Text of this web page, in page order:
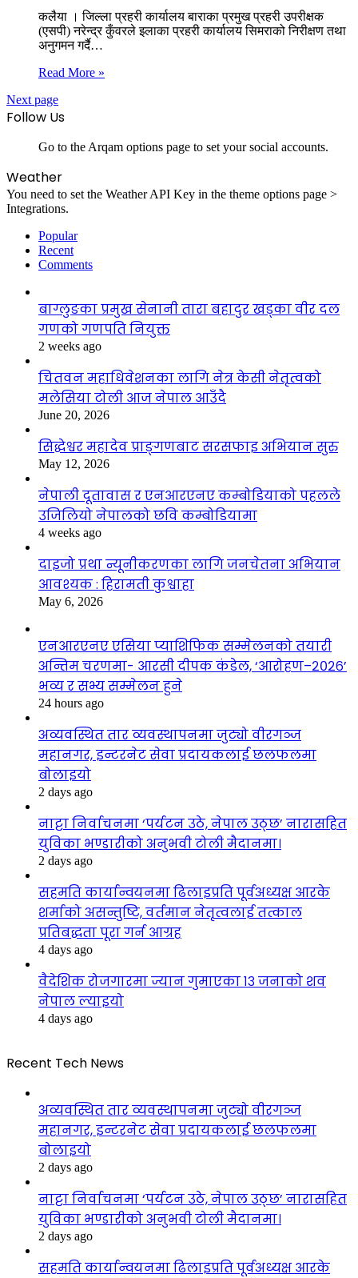
कलैया । जिल्ला प्रहरी कार्यालय बाराका प्रमुख प्रहरी उपरीक्षक
(एसपी) नरेन्द्र कुँवरले इलाका प्रहरी कार्यालय सिमराको निरीक्षण तथा
अनुगमन गर्दै…
Read More »
Next page
Follow Us
Go to the Arqam options page to set your social accounts.
Weather
You need to set the Weather API Key in the theme options page >
Integrations.
Popular
Recent
Comments
बाग्लुङका प्रमुख सेनानी तारा बहादुर खड्का वीर दल
गणको गणपति नियुक्त
2 weeks ago
चितवन महाधिवेशनका लागि नेत्र केसी नेतृत्वको
मलेसिया टोली आज नेपाल आउँदै
June 20, 2026
सिद्धेश्वर महादेव प्राङ्गणबाट सरसफाइ अभियान सुरु
May 12, 2026
नेपाली दूतावास र एनआरएनए कम्बोडियाको पहलले
उजिलियो नेपालको छवि कम्बोडियामा
4 weeks ago
दाइजो प्रथा न्यूनीकरणका लागि जनचेतना अभियान
आवश्यक : हिरामती कुश्वाहा
May 6, 2026
एनआरएनए एसिया प्याशिफिक सम्मेलनको तयारी
अन्तिम चरणमा- आरसी दीपक कंडेल, ‘आरोहण–२०२६’
भव्य र सभ्य सम्मेलन हुने
24 hours ago
अव्यवस्थित तार व्यवस्थापनमा जुट्यो वीरगञ्ज
महानगर, इन्टरनेट सेवा प्रदायकलाई छलफलमा
बोलाइयो
2 days ago
नाट्टा निर्वाचनमा ‘पर्यटन उठे, नेपाल उठ्छ’ नारासहित
युविका भण्डारीको अनुभवी टोली मैदानमा।
2 days ago
सहमति कार्यान्वयनमा ढिलाइप्रति पूर्वअध्यक्ष आरके
शर्माको असन्तुष्टि, वर्तमान नेतृत्वलाई तत्काल
प्रतिबद्धता पूरा गर्न आग्रह
4 days ago
वैदेशिक रोजगारमा ज्यान गुमाएका १३ जनाको शव
नेपाल ल्याइयो
4 days ago
Recent Tech News
अव्यवस्थित तार व्यवस्थापनमा जुट्यो वीरगञ्ज
महानगर, इन्टरनेट सेवा प्रदायकलाई छलफलमा
बोलाइयो
2 days ago
नाट्टा निर्वाचनमा ‘पर्यटन उठे, नेपाल उठ्छ’ नारासहित
युविका भण्डारीको अनुभवी टोली मैदानमा।
2 days ago
सहमति कार्यान्वयनमा ढिलाइप्रति पूर्वअध्यक्ष आरके